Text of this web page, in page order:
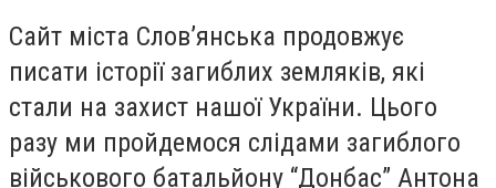
Сайт міста Слов’янська продовжує
писати історії загиблих земляків, які
стали на захист нашої України. Цього
разу ми пройдемося слідами загиблого
військового батальйону “Донбас” Антона